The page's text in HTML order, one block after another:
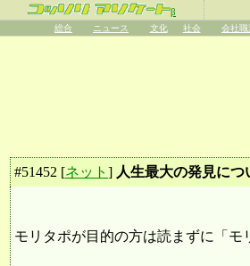
β
総合 ニュース 文化 社会 会社職
#51452 [ネット ] 人生最大の発見につ
モリタポが目的の方は読まずに「モ